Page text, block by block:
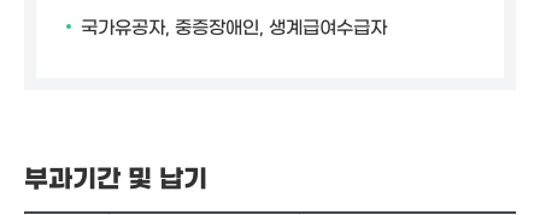
국가유공자, 중증장애인, 생계급여수급자
부과기간 및 납기